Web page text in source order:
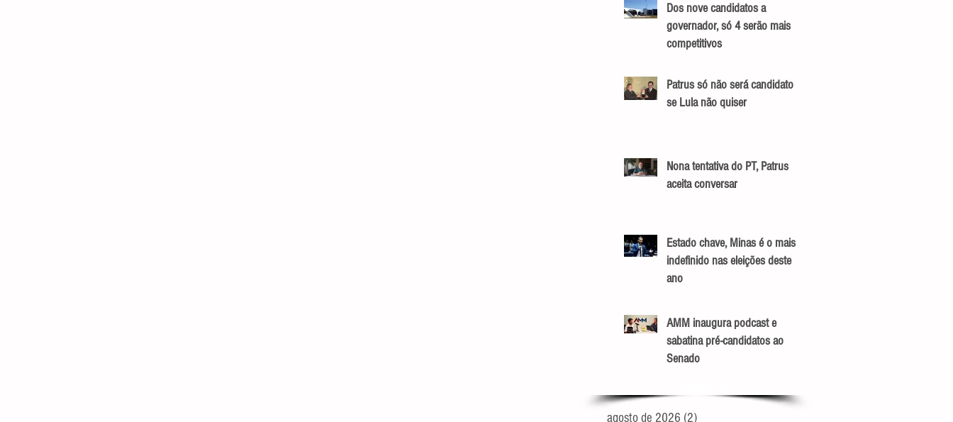
Dos nove candidatos a
governador, só 4 serão mais
competitivos
Patrus só não será candidato
se Lula não quiser
Nona tentativa do PT, Patrus
aceita conversar
Estado chave, Minas é o mais
indefinido nas eleições deste
ano
AMM inaugura podcast e
sabatina pré-candidatos ao
Senado
agosto de 2026 (2)